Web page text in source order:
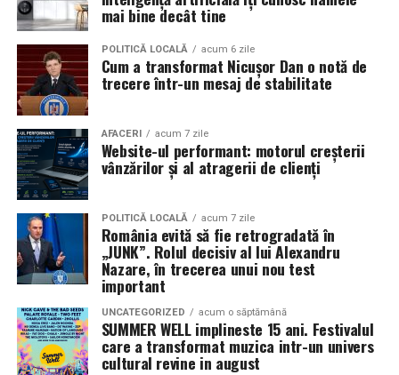
Sursa articol:BVON.ro
în mai multe orașe.
Pe11 februarieva avea loc proiecția specială
mea”de la Cinema City din City Park Constanța,de la
18:30, unde
regizorul Paul Decu și actrița Azaleea
Necula, originari din Constanța și împrejurimi, vor
prezenta filmul alături de colegii lor
Alexandra Răduță și Gabriel Vatavu.
Cinema City Shopping City Galați
12 februarie de la 18:30la întâlnirea cu actrițele
State și Azaleea Necula și regizorul Paul Decu.
Pe 13 februarie la ora 18:30, spectatorii dinIași
invitați la proiecția specială din
Mall, alături de regizorulPaul Decuși de
actoriiGabriel Vatavu, Sergiu Costache, Azaleea
Necula, Alexandra Răduță.
mai bine decât tine
POLITICĂ LOCALĂ acum 6 zile
Cum a transformat Nicușor Dan o notă de
trecere într-un mesaj de stabilitate
AFACERI acum 7 zile
Website-ul performant: motorul creșterii
vânzărilor și al atragerii de clienți
POLITICĂ LOCALĂ acum 7 zile
România evită să fie retrogradată în
„JUNK”. Rolul decisiv al lui Alexandru
Nazare, în trecerea unui nou test
important
UNCATEGORIZED acum o săptămână
SUMMER WELL implineste 15 ani. Festivalul
care a transformat muzica intr-un univers
cultural revine in august